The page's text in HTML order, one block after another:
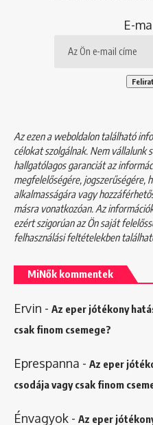
E-
Az ezen a weboldalon található
célokat szolgálnak. Nem vállalunk
hallgatólagos garanciát az
megfelelőségére, jogszerűségére,
alkalmasságára vagy
másra vonatkozóan. Az
ezért szigorúan az Ön saját
felhasználási feltételekben
MiNők kommentek
Ervin - Az eper jótékony
csak finom csemege?
Eprespanna - Az eper
csodája vagy csak finom
Énvagyok - Az eper